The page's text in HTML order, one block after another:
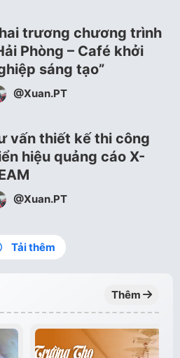
trương chương trình
Phòng – Café khởi
sáng tạo”
@Xuan.PT
vấn thiết kế thi công
hiệu quảng cáo X-
@Xuan.PT
Tải thêm
Thêm